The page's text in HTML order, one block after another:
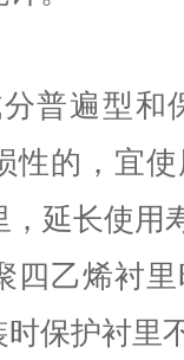
普遍型和
性的，宜
延长使用
四乙烯衬
保护衬里